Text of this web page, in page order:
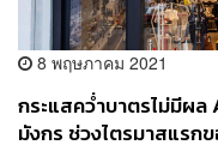
8 พฤษภาคม 2021
กระแสคว่ำบาตรไม่มีผล
มังกร ช่วงไตรมาสแรก